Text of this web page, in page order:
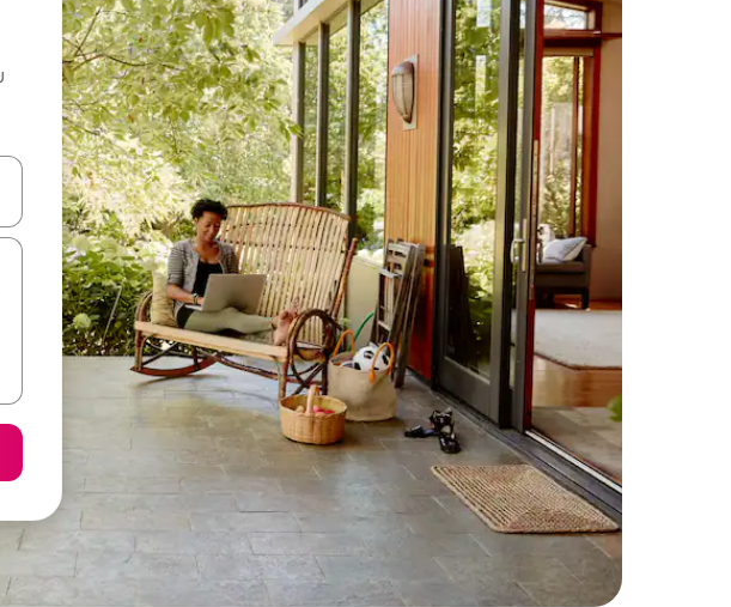
vya vishale vya juu na chini au uchunguze kwa kugusa au kutelezesha kidole kwenye